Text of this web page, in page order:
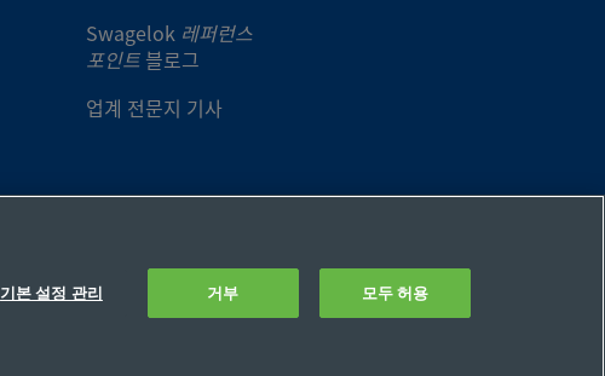
Swagelok 레퍼런스
포인트 블로그
업계 전문지 기사
개인정보 판매 또는 공유 금지 요청
기본 설정 관리 거부 모두 허용